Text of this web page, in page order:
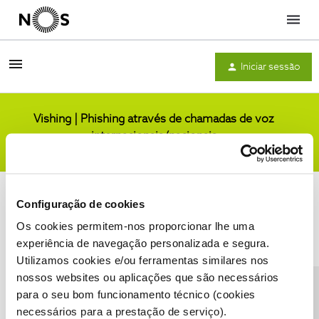
Configuração de cookies
Os cookies permitem-nos proporcionar lhe uma
experiência de navegação personalizada e segura.
Utilizamos cookies e/ou ferramentas similares nos
nossos websites ou aplicações que são necessários
para o seu bom funcionamento técnico (cookies
necessários para a prestação de serviço).
Menu
Iniciar sessão
Vishing | Phishing através de chamadas de voz
internacionais/nacionais
Condições do Fórum NOS Accessibility statement